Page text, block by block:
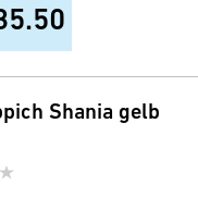
+6
Shania gelb